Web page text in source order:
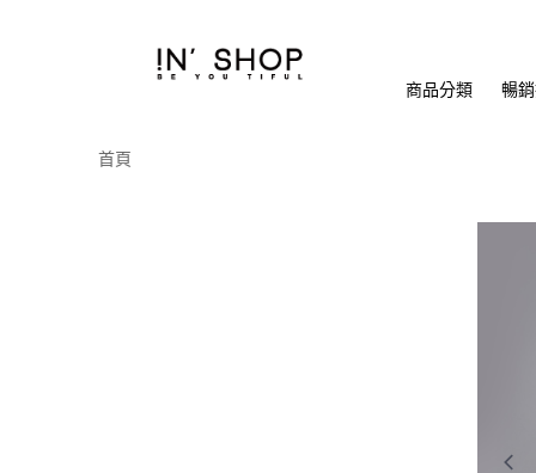
商品分類 暢
首頁